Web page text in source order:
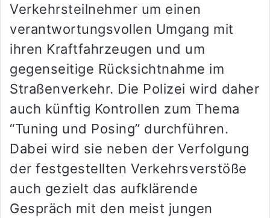
Verkehrsteilnehmer um einen
verantwortungsvollen Umgang mit
ihren Kraftfahrzeugen und um
gegenseitige Rücksichtnahme im
Straßenverkehr. Die Polizei wird daher
auch künftig Kontrollen zum Thema
“Tuning und Posing” durchführen.
Dabei wird sie neben der Verfolgung
der festgestellten Verkehrsverstöße
auch gezielt das aufklärende
Gespräch mit den meist jungen